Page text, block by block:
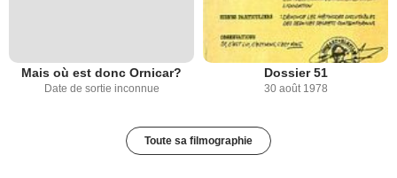
Mais où est donc Ornicar?
Date de sortie inconnue
Dossier 51
30 août 1978
Toute sa filmographie